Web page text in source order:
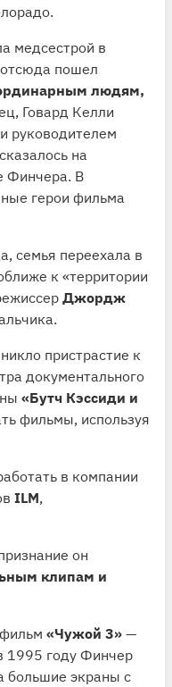
медсестрой в
пошел
людям,
Говард Келли
руководителем
на
Финчера. В
герои фильма
семья переехала в
к «территории
Джордж
пристрастие к
документального
«Бутч Кэссиди и
фильмы, используя
в компании
ILM,
он
клипам и
«Чужой 3» —
1995 году Финчер
большие экраны с